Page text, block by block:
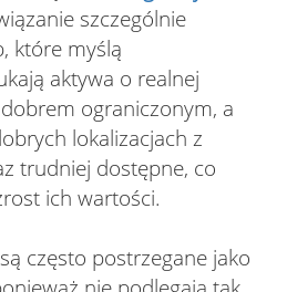
szczególnie
które myślą
aktywa o realnej
ograniczonym, a
lokalizacjach z
trudniej dostępne, co
ich wartości.
często postrzegane jako